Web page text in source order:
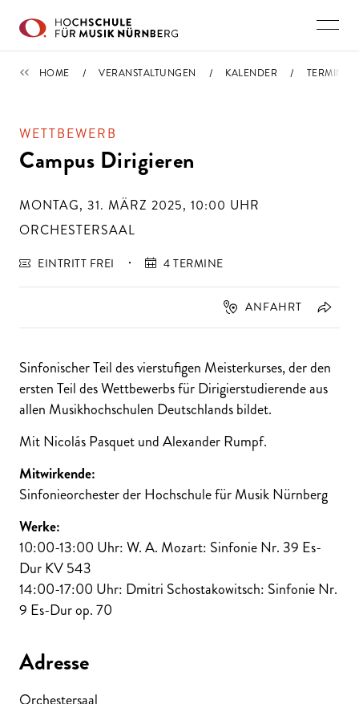
TERMINE
HOME VERANSTALTUNGEN KALENDER TERMIN
WETTBEWERB
Campus Dirigieren
MONTAG, 31. MÄRZ 2025, 10:00 UHR
ORCHESTERSAAL
EINTRITT FREI 4 TERMINE
ANFAHRT
Sinfonischer Teil des vierstufigen Meisterkurses, der den
ersten Teil des Wettbewerbs für Dirigierstudierende aus
allen Musikhochschulen Deutschlands bildet.
Mit Nicolás Pasquet und Alexander Rumpf.
Mitwirkende:
Sinfonieorchester der Hochschule für Musik Nürnberg
Werke:
10:00-13:00 Uhr: W. A. Mozart: Sinfonie Nr. 39 Es-
Dur KV 543
14:00-17:00 Uhr: Dmitri Schostakowitsch: Sinfonie Nr.
9 Es-Dur op. 70
Adresse